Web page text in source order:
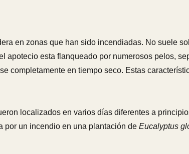
en zonas que han sido incendiadas. No suele
apotecio esta flanqueado por numerosos pelos,
completamente en tiempo seco. Estas
localizados en varios días diferentes a
por un incendio en una plantación de Eucalyptus